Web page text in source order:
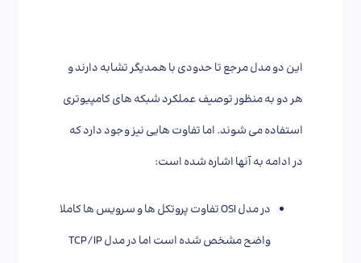
این دو مدل مرجع تا حدودی با همدیگر تشابه دارند و
هر دو به منظور توصیف عملکرد شبکه های کامپیوتری
استفاده می شوند. اما تفاوت هایی نیز وجود دارد که
در ادامه به آنها اشاره شده است:
در مدل OSI تفاوت پروتکل ها و سرویس ها کاملا
واضح مشخص شده است اما در مدل TCP/IP